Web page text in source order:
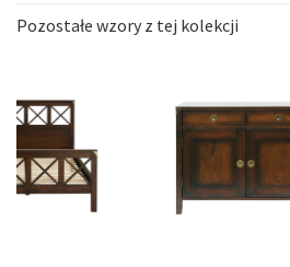
Pozostałe wzory z tej kolekcji